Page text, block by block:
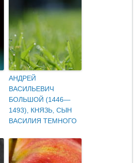
АНДРЕЙ
ВАСИЛЬЕВИЧ
БОЛЬШОЙ (1446—
1493), КНЯЗЬ, СЫН
ВАСИЛИЯ ТЕМНОГО